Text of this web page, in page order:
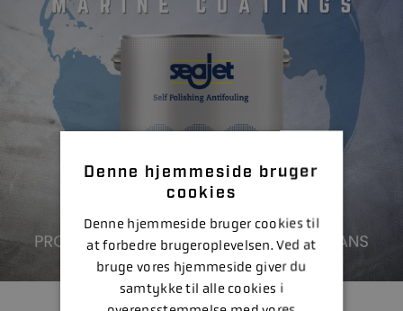
BUNDMALING
Denne hjemmeside bruger
cookies
Denne hjemmeside bruger cookies til
at forbedre brugeroplevelsen. Ved at
bruge vores hjemmeside giver du
samtykke til alle cookies i